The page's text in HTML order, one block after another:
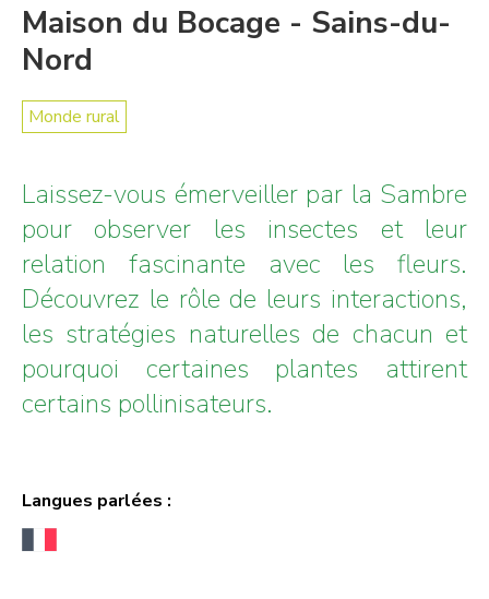
Maison du Bocage - Sains-du-
Nord
Monde rural
Laissez-vous émerveiller par la Sambre
pour observer les insectes et leur
relation fascinante avec les fleurs.
Découvrez le rôle de leurs interactions,
les stratégies naturelles de chacun et
pourquoi certaines plantes attirent
certains pollinisateurs.
Langues parlées :